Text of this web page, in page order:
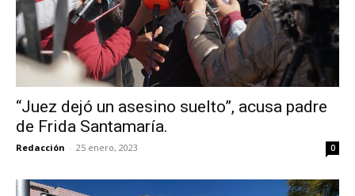
“Juez dejó un asesino suelto”, acusa padre
de Frida Santamaría.
Redacción - 25 enero, 2023 0